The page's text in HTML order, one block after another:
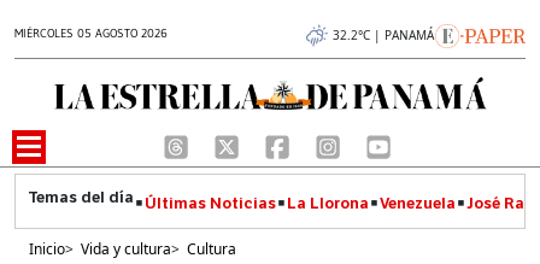
MIÉRCOLES 05 AGOSTO 2026 32.2°C | PANAMÁ
Últimas Noticias La Llorona Venezuela José
Inicio> Vida y cultura> Cultura